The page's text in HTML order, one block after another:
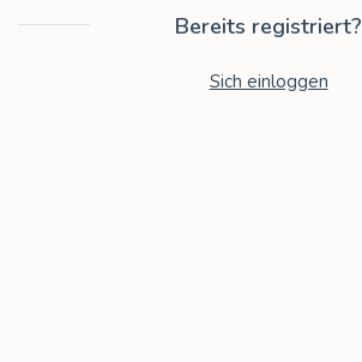
Bereits registriert?
Sich einloggen